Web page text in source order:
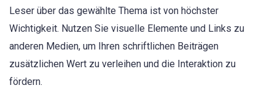
Leser über das gewählte Thema ist von höchster
Wichtigkeit. Nutzen Sie visuelle Elemente und Links zu
anderen Medien, um Ihren schriftlichen Beiträgen
zusätzlichen Wert zu verleihen und die Interaktion zu
fördern.